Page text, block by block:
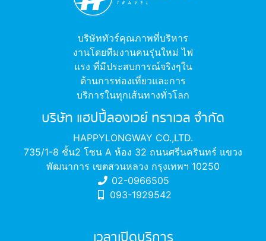
บริษัททัวร์คุณภาพที่บริหาร
งานโดยทีมงานคนรุ่นใหม่ ไฟ
แรง ที่มีประสบการณ์จริงๆใน
ด้านการท่องเที่ยวและการ
บริการในทุกเส้นทางทั่วโลก
บริษัท แฮปปี้ลองเวย์ ทราเวล จำกัด
HAPPYLONGWAY CO.,LTD.
735/1-8 ชั้น2 โซน A ห้อง 32 ถนนศรีนครินทร์ แขวง
พัฒนาการ เขตสวนหลวง กรุงเทพฯ 10250
02-0966505
093-1929542